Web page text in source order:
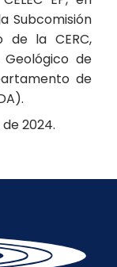
Subcomisión
de la CERC,
Geológico de
de
2024.